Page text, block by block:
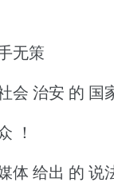
无策
会 治安 的 国
！
体 给出 的 说